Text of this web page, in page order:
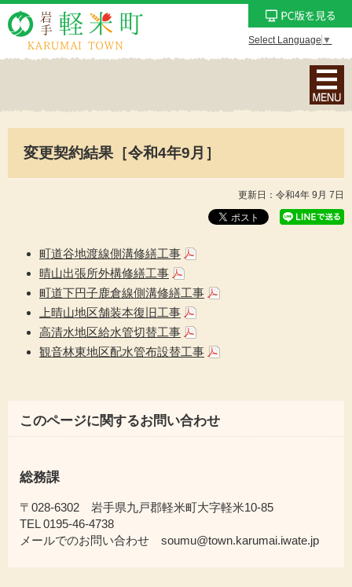
Select Language ▼
ナ
ビ
ン
メ
変更契約結果［令和4年9月］
更新日：令和4年 9月 7日
町道谷地渡線側溝修繕工事
晴山出張所外構修繕工事
町道下円子鹿倉線側溝修繕工事
上晴山地区舗装本復旧工事
高清水地区給水管切替工事
観音林東地区配水管布設替工事
このページに関するお問い合わせ
総務課
〒028-6302 岩手県九戸郡軽米町大字軽米10-85
TEL 0195-46-4738
メールでのお問い合わせ soumu@town.karumai.iwate.jp